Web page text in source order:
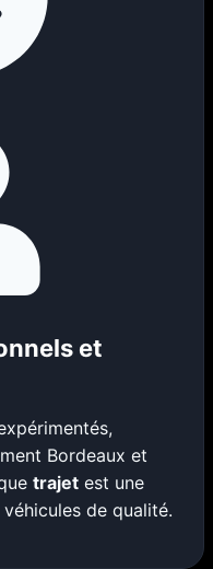
et
Bordeaux et
trajet est une
de qualité.